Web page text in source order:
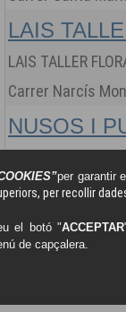
LAIS
LAIS TALLER
Carrer Narcís
NUSOS I
Avinguda
per garantir
per recollir
el botó "ACCEPTAR
de capçalera.